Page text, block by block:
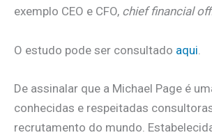
exemplo CEO e CFO, chief financial
O estudo pode ser consultado aqui
De assinalar que a Michael Page é
conhecidas e respeitadas
recrutamento do mundo.